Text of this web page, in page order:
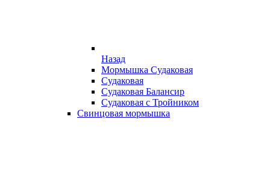
Назад
Мормышка Судаковая
Судаковая
Судаковая Балансир
Судаковая с Тройником
Свинцовая мормышка